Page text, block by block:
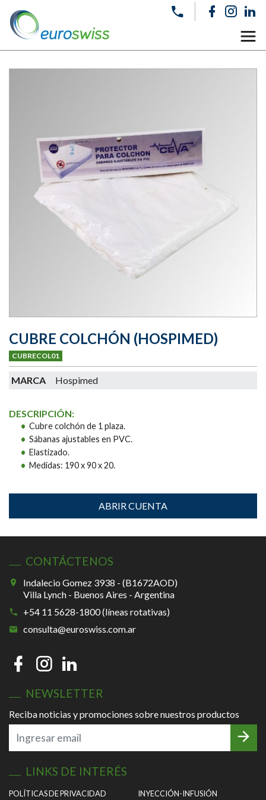
CUBRE COLCHÓN (HOSPIMED)
CUBRECOL01
MARCA Hospimed
DESCRIPCIÓN:
Cubre colchón de 1 plaza.
Sábanas ajustables en PVC.
Elastizado.
Medidas: 190 x 90 x 20.
ABRIR CUENTA
CONTÁCTENOS
Indalecio Gomez 3938 - (B1672AOD)
Villa Lynch - Buenos Aires - Argentina
+54 11 5628-1800 (líneas rotativas)
consulta@euroswiss.com.ar
NEWSLETTER
Reciba noticias y promociones sobre nuestros productos
LINKS DE INTERÉS
POLÍTICAS DE PRIVACIDAD INYECCIÓN-INFUSIÓN